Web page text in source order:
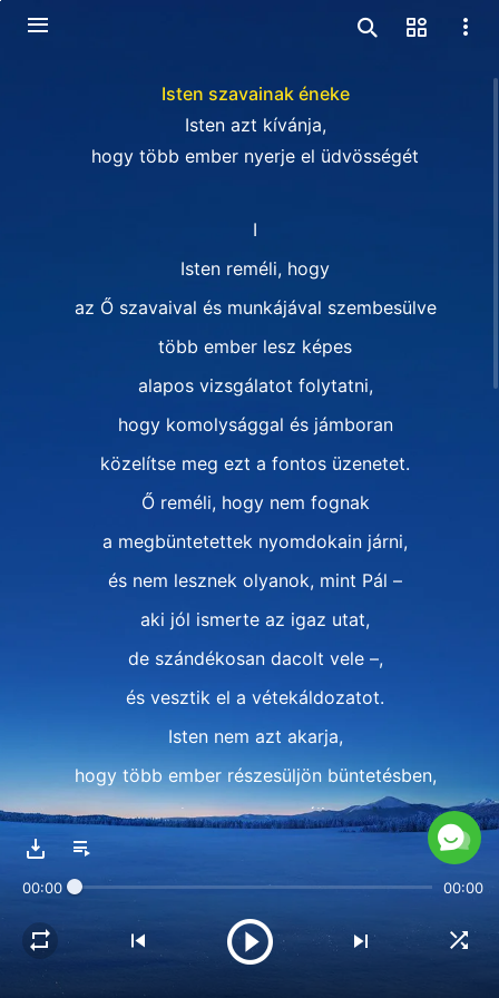
Isten szavainak éneke
Isten azt kívánja,
hogy több ember nyerje el üdvösségét
I
Isten reméli, hogy
az Ő szavaival és munkájával szembesülve
több ember lesz képes
alapos vizsgálatot folytatni,
hogy komolysággal és jámboran
közelítse meg ezt a fontos üzenetet.
Ő reméli, hogy nem fognak
a megbüntetettek nyomdokain járni,
és nem lesznek olyanok, mint Pál –
aki jól ismerte az igaz utat,
de szándékosan dacolt vele –,
és vesztik el a vétekáldozatot.
Isten nem azt akarja,
hogy több ember részesüljön büntetésben,
hanem azt reméli,
és több ember tart lépést Vele
és megy be az Ő királyságába,
és megy be az Ő királyságába.
00:00 00:00